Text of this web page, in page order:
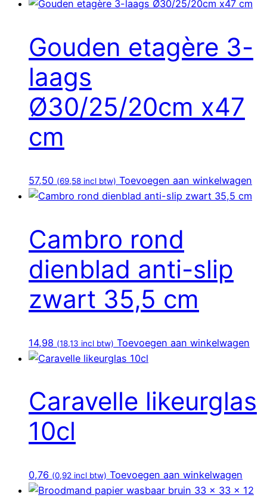
Gouden etagère 3-
laags
Ø30/25/20cm x47
cm
57,50 (69,58 incl btw) Toevoegen aan winkelwagen
Cambro rond
dienblad anti-slip
zwart 35,5 cm
14,98 (18,13 incl btw) Toevoegen aan winkelwagen
Caravelle likeurglas
10cl
0,76 (0,92 incl btw) Toevoegen aan winkelwagen